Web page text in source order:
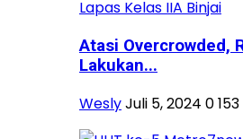
Atasi Overcrowded,
Lakukan...
WeslyJuli 5, 2024 0153